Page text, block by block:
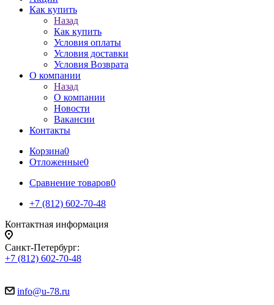
Как купить
Назад
Как купить
Условия оплаты
Условия доставки
Условия Возврата
О компании
Назад
О компании
Новости
Вакансии
Контакты
Корзина0
Отложенные0
Сравнение товаров0
+7 (812) 602-70-48
Контактная информация
Санкт-Петербург:
+7 (812) 602-70-48
info@u-78.ru